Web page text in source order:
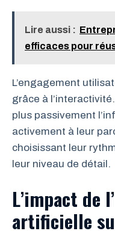
Lire aussi :
efficaces pour
L’engagement
grâce à
plus passivement
activement à leur
choisissant leur
leur niveau de détail.
L’impact de
artificielle